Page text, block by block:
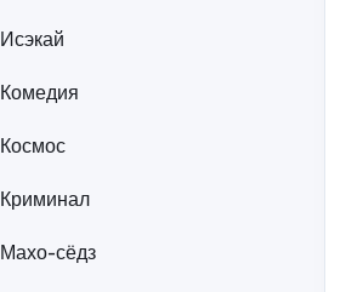
Исэкай
Комедия
Космос
Криминал
Махо-сёдз